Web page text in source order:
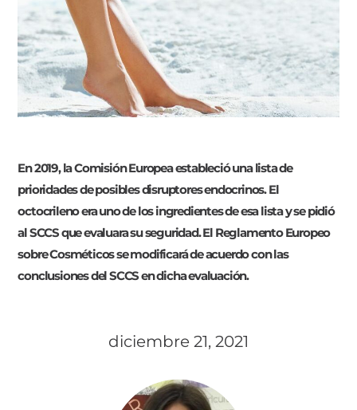
En 2019, la Comisión Europea estableció una lista de
prioridades de posibles disruptores endocrinos. El
octocrileno era uno de los ingredientes de esa lista y se pidió
al SCCS que evaluara su seguridad. El Reglamento Europeo
sobre Cosméticos se modificará de acuerdo con las
conclusiones del SCCS en dicha evaluación.
diciembre 21, 2021